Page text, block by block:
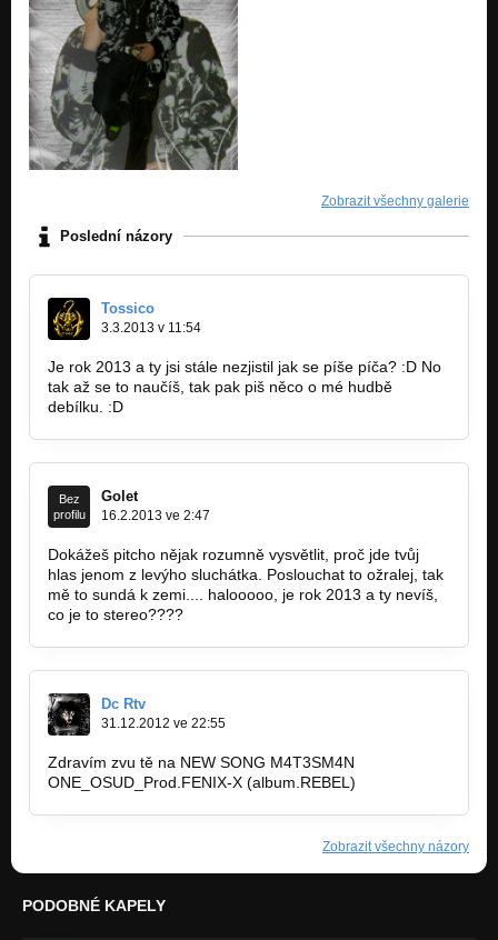
Zobrazit všechny galerie
Poslední názory
Tossico
3.3.2013 v 11:54
Je rok 2013 a ty jsi stále nezjistil jak se píše píča? :D No
tak až se to naučíš, tak pak piš něco o mé hudbě
debílku. :D
Bez
profilu
Golet
16.2.2013 ve 2:47
Dokážeš pitcho nějak rozumně vysvětlit, proč jde tvůj
hlas jenom z levýho sluchátka. Poslouchat to ožralej, tak
mě to sundá k zemi.... halooooo, je rok 2013 a ty nevíš,
co je to stereo????
Dc Rtv
31.12.2012 ve 22:55
Zdravím zvu tě na NEW SONG M4T3SM4N
ONE_OSUD_Prod.FENIX-X (album.REBEL)
Zobrazit všechny názory
PODOBNÉ KAPELY